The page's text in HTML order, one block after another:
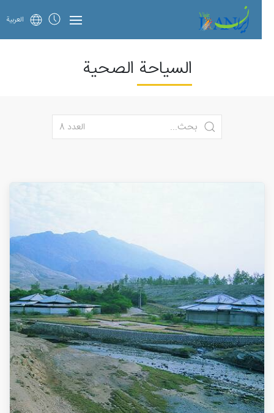
العربية
السياحة الصحية
العدد 8